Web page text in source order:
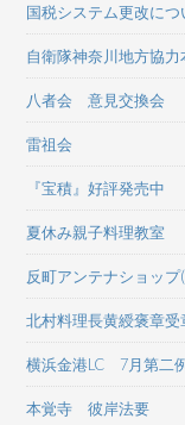
国税システム更改につ
自衛隊神奈川地方協
八者会 意見交換会
雷祖会
『宝積』好評発売中
夏休み親子料理教室
反町アンテナショップ
北村料理長黄綬褒章受
横浜金港LC 7月第二
本覚寺 彼岸法要